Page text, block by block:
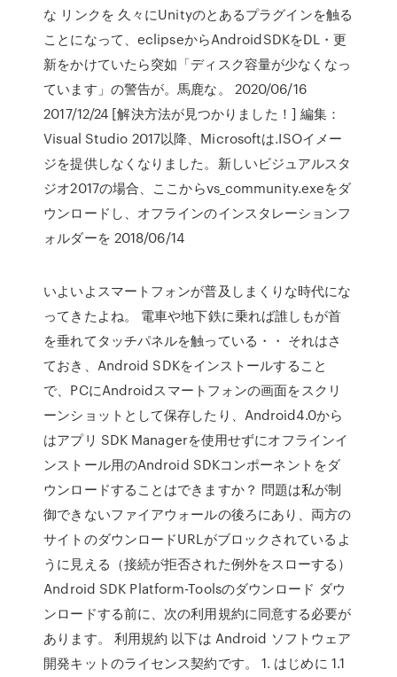
な リンクを 久々にUnityのとあるプラグインを触る
ことになって、eclipseからAndroidSDKをDL・更
新をかけていたら突如「ディスク容量が少なくなっ
ています」の警告が。馬鹿な。 2020/06/16
2017/12/24 [解決方法が見つかりました！] 編集：
Visual Studio 2017以降、Microsoftは.ISOイメー
ジを提供しなくなりました。新しいビジュアルスタ
ジオ2017の場合、ここからvs_community.exeをダ
ウンロードし、オフラインのインスタレーションフ
ォルダーを 2018/06/14
いよいよスマートフォンが普及しまくりな時代にな
ってきたよね。 電車や地下鉄に乗れば誰しもが首
を垂れてタッチパネルを触っている・・ それはさ
ておき、Android SDKをインストールすること
で、PCにAndroidスマートフォンの画面をスクリ
ーンショットとして保存したり、Android4.0から
はアプリ SDK Managerを使用せずにオフラインイ
ンストール用のAndroid SDKコンポーネントをダ
ウンロードすることはできますか？ 問題は私が制
御できないファイアウォールの後ろにあり、両方の
サイトのダウンロードURLがブロックされているよ
うに見える（接続が拒否された例外をスローする）
Android SDK Platform-Toolsのダウンロード ダウ
ンロードする前に、次の利用規約に同意する必要が
あります。 利用規約 以下は Android ソフトウェア
開発キットのライセンス契約です。 1. はじめに 1.1